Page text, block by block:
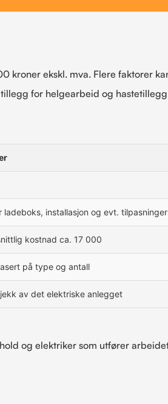
kroner ekskl. mva. Flere faktorer
for helgearbeid og
ladeboks, installasjon og evt. tilpasninger
kostnad ca. 17 000
på type og antall
av det elektriske anlegget
og elektriker som utfører